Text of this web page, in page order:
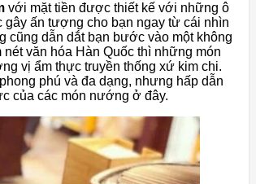
với mặt tiền được thiết kế với những ô
ấn tượng cho bạn ngay từ cái nhìn
cũng dẫn dắt bạn bước vào một không
văn hóa Hàn Quốc thì những món
vị ẩm thực truyền thống xứ kim chi.
phú và đa dạng, nhưng hấp dẫn
của các món nướng ở đây.